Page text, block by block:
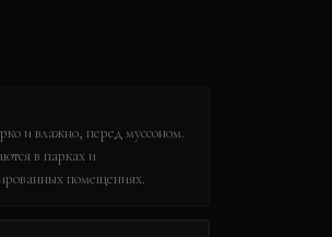
и влажно, перед муссоном.
в парках и
помещениях.